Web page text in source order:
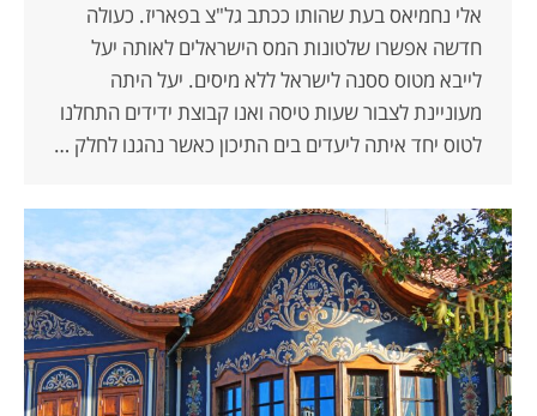
אלי נחמיאס בעת שהותו ככתב גל"צ בפאריז. כעולה
חדשה אפשרו שלטונות המס הישראלים לאותה יעל
לייבא מטוס ססנה לישראל ללא מיסים. יעל היתה
מעוניינת לצבור שעות טיסה ואנו קבוצת ידידים התחלנו
לטוס יחד איתה ליעדים בים התיכון כאשר נהגנו לחלק …